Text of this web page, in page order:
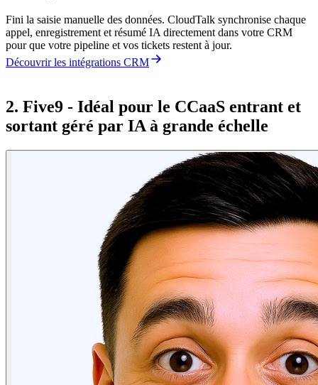
Fini la saisie manuelle des données. CloudTalk synchronise chaque
appel, enregistrement et résumé IA directement dans votre CRM
pour que votre pipeline et vos tickets restent à jour.
Découvrir les intégrations CRM
2. Five9 - Idéal pour le CCaaS entrant et
sortant géré par IA à grande échelle